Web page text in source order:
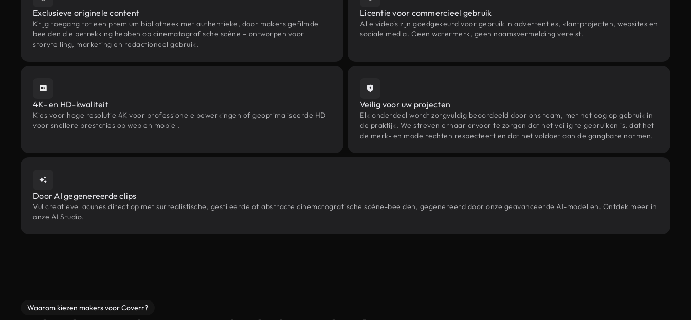
Exclusieve originele content
Krijg toegang tot een premium bibliotheek met authentieke, door makers gefilmde
beelden die betrekking hebben op cinematografische scène – ontworpen voor
storytelling, marketing en redactioneel gebruik.
Licentie voor commercieel gebruik
Alle video's zijn goedgekeurd voor gebruik in advertenties, klantprojecten, websites en
sociale media. Geen watermerk, geen naamsvermelding vereist.
4K- en HD-kwaliteit
Kies voor hoge resolutie 4K voor professionele bewerkingen of geoptimaliseerde HD
voor snellere prestaties op web en mobiel.
Veilig voor uw projecten
Elk onderdeel wordt zorgvuldig beoordeeld door ons team, met het oog op gebruik in
de praktijk. We streven ernaar ervoor te zorgen dat het veilig te gebruiken is, dat het
de merk- en modelrechten respecteert en dat het voldoet aan de gangbare normen.
Door AI gegenereerde clips
Vul creatieve lacunes direct op met surrealistische, gestileerde of abstracte cinematografische scène-beelden, gegenereerd door onze geavanceerde AI-modellen. Ontdek meer in
onze AI Studio.
Waarom kiezen makers voor Coverr?